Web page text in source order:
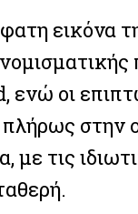
εικόνα
οι
στην
με τις